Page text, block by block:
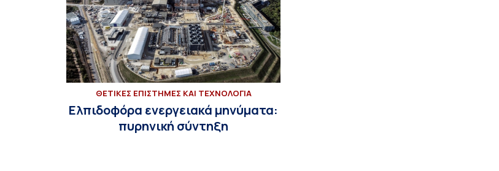
ΘΕΤΙΚΕΣ ΕΠΙΣΤΗΜΕΣ ΚΑΙ ΤΕΧΝΟΛΟΓΙΑ
Ελπιδοφόρα ενεργειακά μηνύματα:
πυρηνική σύντηξη